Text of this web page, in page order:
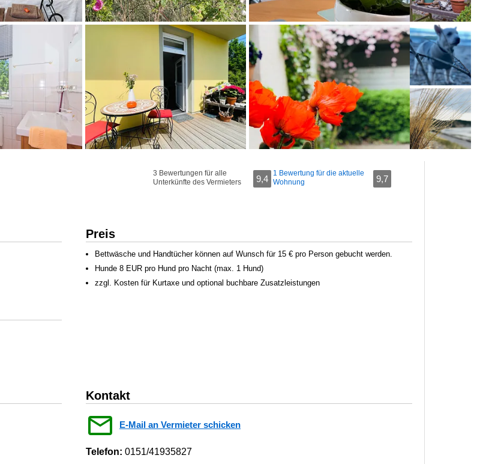
3 Bewertungen für alle
Unterkünfte des Vermieters
9,4
1 Bewertung für die aktuelle
Wohnung
9,7
Preis
Bettwäsche und Handtücher können auf Wunsch für 15 € pro Person gebucht werden.
Hunde 8 EUR pro Hund pro Nacht (max. 1 Hund)
zzgl. Kosten für Kurtaxe und optional buchbare Zusatzleistungen
Kontakt
E-Mail an Vermieter schicken
Telefon: 0151/41935827